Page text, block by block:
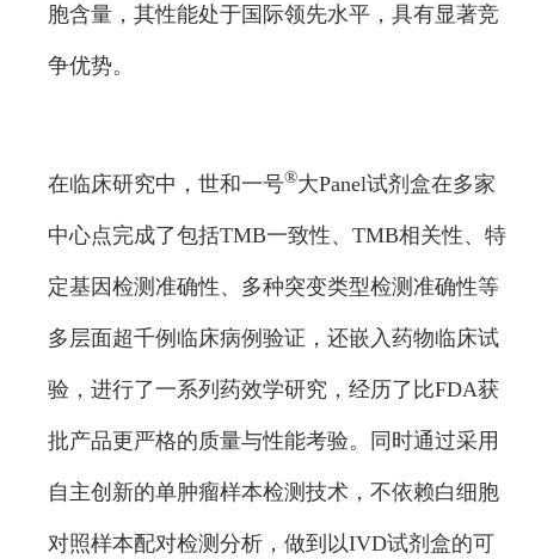
胞含量，其性能处于国际领先水平，具有显著竞
争优势。
在临床研究中，世和一号®大Panel试剂盒在多家
中心点完成了包括TMB一致性、TMB相关性、特
定基因检测准确性、多种突变类型检测准确性等
多层面超千例临床病例验证，还嵌入药物临床试
验，进行了一系列药效学研究，经历了比FDA获
批产品更严格的质量与性能考验。同时通过采用
自主创新的单肿瘤样本检测技术，不依赖白细胞
对照样本配对检测分析，做到以IVD试剂盒的可